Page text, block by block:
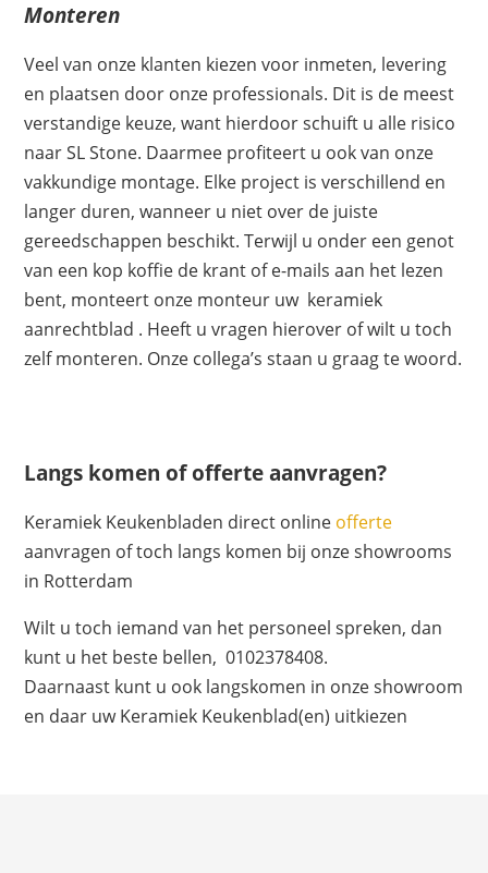
Monteren
Veel van onze klanten kiezen voor inmeten, levering
en plaatsen door onze professionals. Dit is de meest
verstandige keuze, want hierdoor schuift u alle risico
naar SL Stone. Daarmee profiteert u ook van onze
vakkundige montage. Elke project is verschillend en
langer duren, wanneer u niet over de juiste
gereedschappen beschikt. Terwijl u onder een genot
van een kop koffie de krant of e-mails aan het lezen
bent, monteert onze monteur uw keramiek
aanrechtblad . Heeft u vragen hierover of wilt u toch
zelf monteren. Onze collega’s staan u graag te woord.
Langs komen of offerte aanvragen?
Keramiek Keukenbladen direct online offerte
aanvragen of toch langs komen bij onze showrooms
in Rotterdam
Wilt u toch iemand van het personeel spreken, dan
kunt u het beste bellen, 0102378408.
Daarnaast kunt u ook langskomen in onze showroom
en daar uw Keramiek Keukenblad(en) uitkiezen